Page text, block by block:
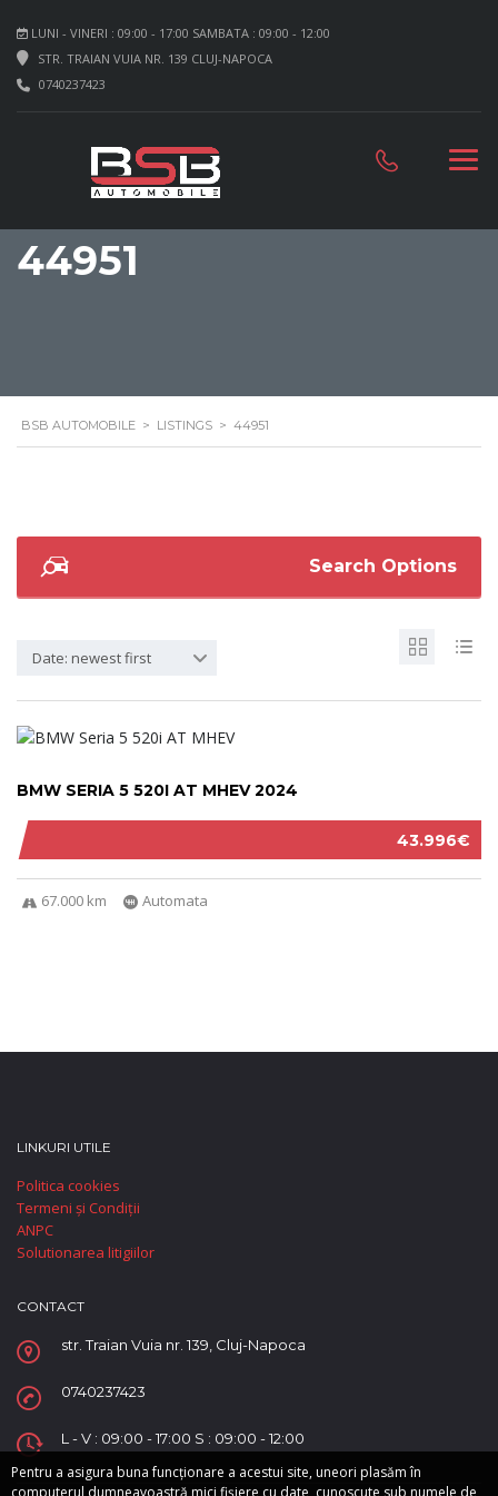
LUNI - VINERI : 09:00 - 17:00 SAMBATA : 09:00 - 12:00
STR. TRAIAN VUIA NR. 139 CLUJ-NAPOCA
0740237423
44951
BSB AUTOMOBILE > LISTINGS > 44951
Search Options
Date: newest first
43.996€
BMW SERIA 5 520I AT MHEV 2024
67.000 km Automata
LINKURI UTILE
Politica cookies
Termeni și Condiții
ANPC
Solutionarea litigiilor
CONTACT
str. Traian Vuia nr. 139, Cluj-Napoca
0740237423
L - V : 09:00 - 17:00 S : 09:00 - 12:00
Pentru a asigura buna funcționare a acestui site, uneori plasăm în
computerul dumneavoastră mici fișiere cu date, cunoscute sub numele de